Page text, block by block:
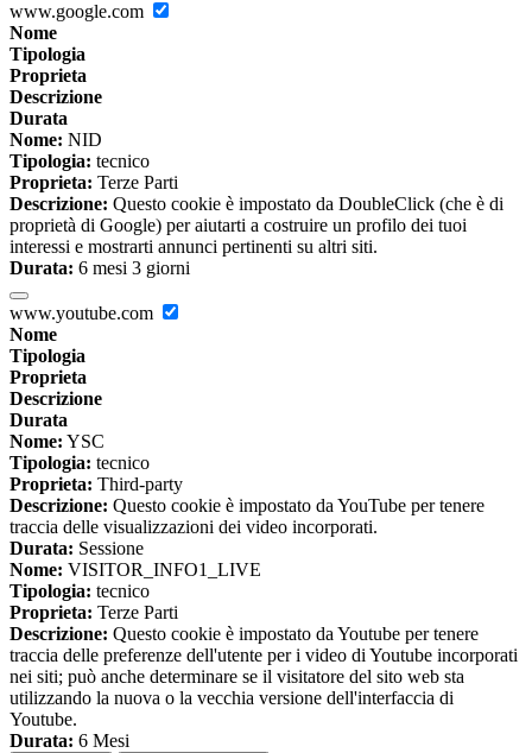
www.google.com
Nome
Tipologia
Proprieta
Descrizione
Durata
Nome: NID
Tipologia: tecnico
Proprieta: Terze Parti
Descrizione: Questo cookie è impostato da DoubleClick (che è di
proprietà di Google) per aiutarti a costruire un profilo dei tuoi
interessi e mostrarti annunci pertinenti su altri siti.
Durata: 6 mesi 3 giorni
www.youtube.com
Nome
Tipologia
Proprieta
Descrizione
Durata
Nome: YSC
Tipologia: tecnico
Proprieta: Third-party
Descrizione: Questo cookie è impostato da YouTube per tenere
traccia delle visualizzazioni dei video incorporati.
Durata: Sessione
Nome: VISITOR_INFO1_LIVE
Tipologia: tecnico
Proprieta: Terze Parti
Descrizione: Questo cookie è impostato da Youtube per tenere
traccia delle preferenze dell'utente per i video di Youtube incorporati
nei siti; può anche determinare se il visitatore del sito web sta
utilizzando la nuova o la vecchia versione dell'interfaccia di
Youtube.
Durata: 6 Mesi